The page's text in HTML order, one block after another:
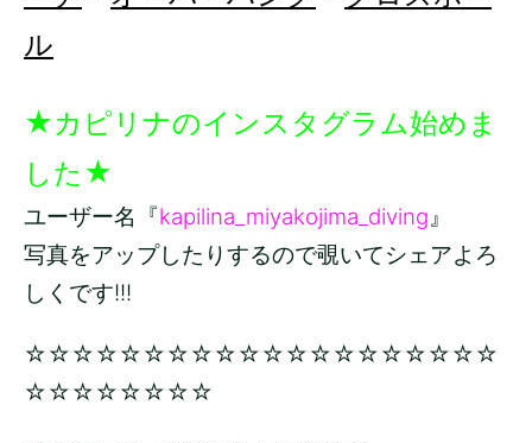
ル
★カピリナのインスタグラム始めま
した★
ユーザー名『kapilina_miyakojima_diving』
写真をアップしたりするので覗いてシェアよろ
しくです!!!
☆☆☆☆☆☆☆☆☆☆☆☆☆☆☆☆☆☆☆☆
☆☆☆☆☆☆☆☆